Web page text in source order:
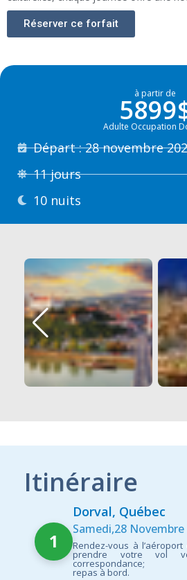
Réserver ce forfait
à partir de
Adulte Occupation
Départ : 28 novembre
11 jours
10 nuits
Itinéraire
1
Dorval, Québec
Samedi,28 Novembre
Rendez-vous à
prendre votre vol
correspondance;
repas à bord.